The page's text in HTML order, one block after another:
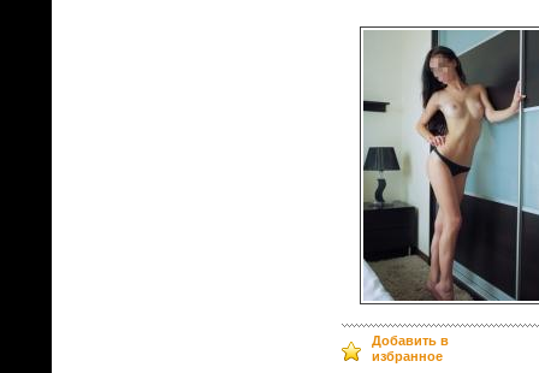
Добавить в
избранное